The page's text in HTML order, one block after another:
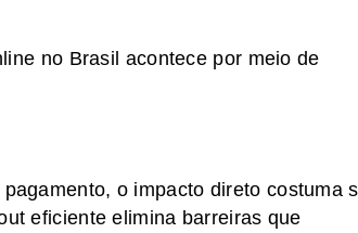
no Brasil acontece por meio de
o impacto direto costuma
eficiente elimina barreiras que